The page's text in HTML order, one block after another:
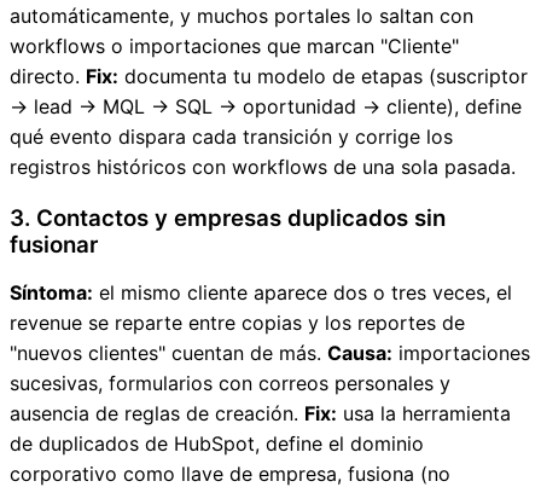
automáticamente, y muchos portales lo saltan con
workflows o importaciones que marcan "Cliente"
directo. Fix: documenta tu modelo de etapas (suscriptor
→ lead → MQL → SQL → oportunidad → cliente), define
qué evento dispara cada transición y corrige los
registros históricos con workflows de una sola pasada.
3. Contactos y empresas duplicados sin
fusionar
Síntoma: el mismo cliente aparece dos o tres veces, el
revenue se reparte entre copias y los reportes de
"nuevos clientes" cuentan de más. Causa: importaciones
sucesivas, formularios con correos personales y
ausencia de reglas de creación. Fix: usa la herramienta
de duplicados de HubSpot, define el dominio
corporativo como llave de empresa, fusiona (no